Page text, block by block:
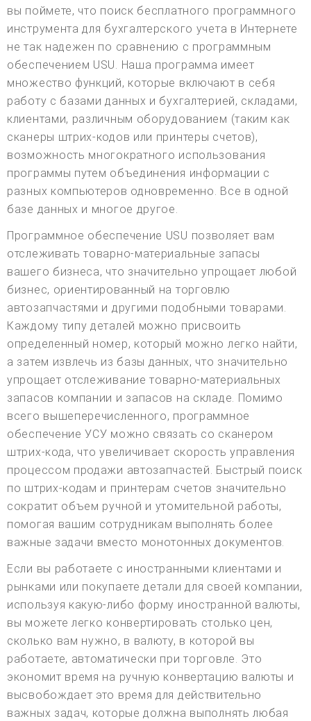
вы поймете, что поиск бесплатного программного
инструмента для бухгалтерского учета в Интернете
не так надежен по сравнению с программным
обеспечением USU. Наша программа имеет
множество функций, которые включают в себя
работу с базами данных и бухгалтерией, складами,
клиентами, различным оборудованием (таким как
сканеры штрих-кодов или принтеры счетов),
возможность многократного использования
программы путем объединения информации с
разных компьютеров одновременно. Все в одной
базе данных и многое другое.
Программное обеспечение USU позволяет вам
отслеживать товарно-материальные запасы
вашего бизнеса, что значительно упрощает любой
бизнес, ориентированный на торговлю
автозапчастями и другими подобными товарами.
Каждому типу деталей можно присвоить
определенный номер, который можно легко найти,
а затем извлечь из базы данных, что значительно
упрощает отслеживание товарно-материальных
запасов компании и запасов на складе. Помимо
всего вышеперечисленного, программное
обеспечение УСУ можно связать со сканером
штрих-кода, что увеличивает скорость управления
процессом продажи автозапчастей. Быстрый поиск
по штрих-кодам и принтерам счетов значительно
сократит объем ручной и утомительной работы,
помогая вашим сотрудникам выполнять более
важные задачи вместо монотонных документов.
Если вы работаете с иностранными клиентами и
рынками или покупаете детали для своей компании,
используя какую-либо форму иностранной валюты,
вы можете легко конвертировать столько цен,
сколько вам нужно, в валюту, в которой вы
работаете, автоматически при торговле. Это
экономит время на ручную конвертацию валюты и
высвобождает это время для действительно
важных задач, которые должна выполнять любая